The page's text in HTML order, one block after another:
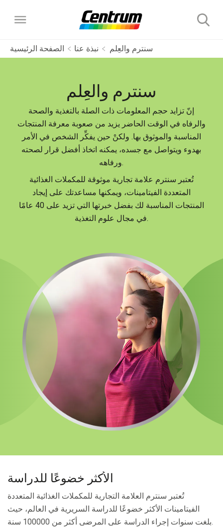
الإمارات العربية المتحدة
GSK, Homepage
متعددات فيتامينات سنترم
سنترم للسيدات
سنترم مدعم باللوتين
سنترم فضي مدعم باللوتين
سنترم للرجال
المكملات الغذائية المستهدفة
سنترم للطاقة
نبذة عنا
سنترم والعِلم
الأسئلة المتكررة
اختر منتج سنترم المناسب
تاريخنا
الصفحة الرئيسية نبذة عنا سنترم والعِلم
سنترم والعِلم
إنّ تزايد حجم المعلومات ذات الصلة بالتغذية والصحة
والرفاه في الوقت الحاضر يزيد من صعوبة معرفة المنتجات
المناسبة والموثوق بها. ولكنْ حين يفكِّر الشخص في الأمر
بهدوء ويتواصل مع جسده، يمكنه اتخاذ أفضل قرار لصحته
ورفاهه.
تُعتبر سنترم علامة تجارية موثوقة للمكملات الغذائية
المتعددة الفيتامينات، ويمكنها مساعدتك على إيجاد
المنتجات المناسبة لك بفضل خبرتها التي تزيد على 40 عامًا
في مجال علوم التغذية.
الأكثر خضوعًا للدراسة
تُعتبر سنترم العلامة التجارية للمكملات الغذائية المتعددة
الفيتامينات الأكثر خضوعًا للدراسة السريرية في العالم، حيث
بلغت سنوات إجراء الدراسة على المرضى أكثر من 100000 سنة.